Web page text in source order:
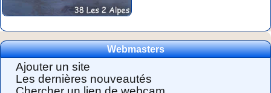
Webmasters
Ajouter un site
Les dernières nouveautés